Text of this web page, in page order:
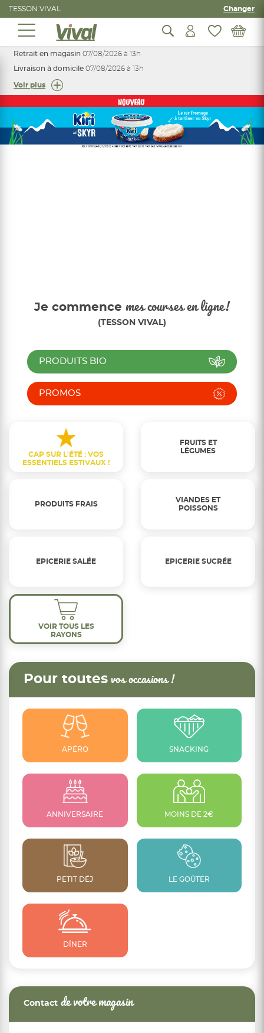
TESSON VIVAL Changer
Retrait en magasin 07/08/2026 à 13h
Livraison à domicile 07/08/2026 à 13h
Voir plus
Je commence mes courses en ligne!
(TESSON VIVAL)
PRODUITS BIO
PROMOS
CAP SUR L'ÉTÉ : VOS
ESSENTIELS ESTIVAUX !
FRUITS ET
LÉGUMES
PRODUITS FRAIS
VIANDES ET
POISSONS
EPICERIE SALÉE EPICERIE SUCRÉE
VOIR TOUS LES
RAYONS
Pour toutes vos occasions !
APÉRO SNACKING
ANNIVERSAIRE MOINS DE 2€
PETIT DÉJ LE GOÛTER
DÎNER
Contact de votre magasin